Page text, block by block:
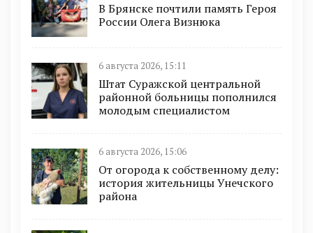
В Брянске почтили память Героя
России Олега Визнюка
6 августа 2026, 15:11
Штат Суражской центральной
районной больницы пополнился
молодым специалистом
6 августа 2026, 15:06
От огорода к собственному делу:
история жительницы Унечского
района